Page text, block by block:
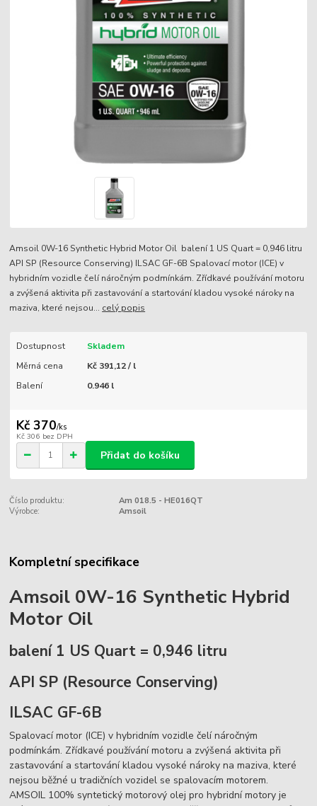
Amsoil 0W-16 Synthetic Hybrid Motor Oil balení 1 US Quart = 0,946 litru
API SP (Resource Conserving) ILSAC GF-6B Spalovací motor (ICE) v
hybridním vozidle čelí náročným podmínkám. Zřídkavé používání motoru
a zvýšená aktivita při zastavování a startování kladou vysoké nároky na
maziva, které nejsou... celý popis
Dostupnost
Skladem
Měrná cena
Kč 391,12 / l
Balení
0.946 l
Kč 370/ks
Kč 306 bez DPH
Přidat do košíku
Číslo produktu:
Am 018.5 - HE016QT
Výrobce:
Amsoil
Kompletní specifikace
Amsoil 0W-16 Synthetic Hybrid
Motor Oil
balení 1 US Quart = 0,946 litru
API SP (Resource Conserving)
ILSAC GF-6B
Spalovací motor (ICE) v hybridním vozidle čelí náročným
podmínkám. Zřídkavé používání motoru a zvýšená aktivita při
zastavování a startování kladou vysoké nároky na maziva, které
nejsou běžné u tradičních vozidel se spalovacím motorem.
AMSOIL 100% syntetický motorový olej pro hybridní motory je